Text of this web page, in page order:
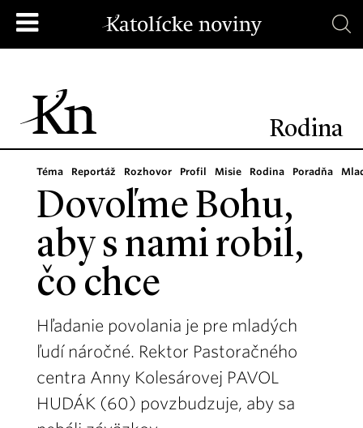
Rodina
Téma Reportáž Rozhovor Profil Misie Rodina Poradňa
Dovoľme Bohu,
aby s nami robil,
čo chce
Hľadanie povolania je pre mladých
ľudí náročné. Rektor Pastoračného
centra Anny Kolesárovej PAVOL
HUDÁK (60) povzbudzuje, aby sa